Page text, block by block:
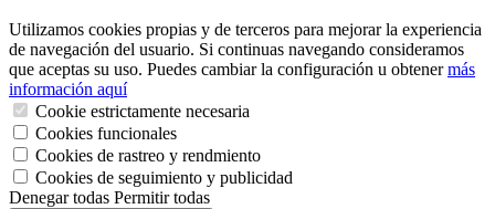
Utilizamos cookies propias y de terceros para mejorar la experiencia
de navegación del usuario. Si continuas navegando consideramos
que aceptas su uso. Puedes cambiar la configuración u obtenermás
información aquí
Cookie estrictamente necesaria
Cookies funcionales
Cookies de rastreo y rendmiento
Cookies de seguimiento y publicidad
Denegar todas Permitir todas